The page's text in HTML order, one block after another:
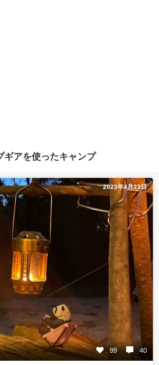
ギアを使ったキャンプ
2023年4月23日
99 40